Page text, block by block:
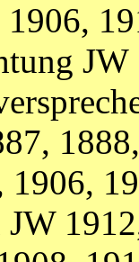
1906,
JW
1906,